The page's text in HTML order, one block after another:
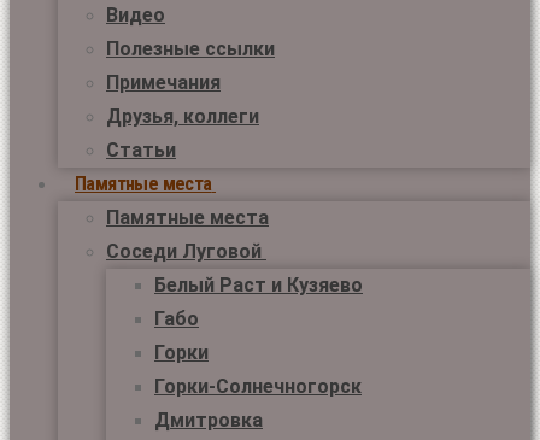
Видео
Полезные ссылки
Примечания
Друзья, коллеги
Статьи
Памятные места
Памятные места
Соседи Луговой
Белый Раст и Кузяево
Габо
Горки
Горки-Солнечногорск
Дмитровка